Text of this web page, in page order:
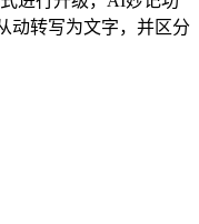
动转写为文字，并区分